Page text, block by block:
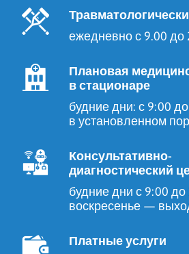
ежедневно с 9.00 до
Плановая
в стационаре
будние дни: с 9:00
в установленном
Консультативно-
диагностический
будние дни с 9:00 до
воскресенье —
Платные услуги